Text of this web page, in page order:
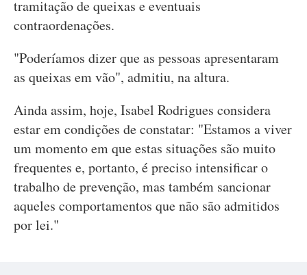
tramitação de queixas e eventuais
contraordenações.
"Poderíamos dizer que as pessoas apresentaram
as queixas em vão", admitiu, na altura.
Ainda assim, hoje, Isabel Rodrigues considera
estar em condições de constatar: "Estamos a viver
um momento em que estas situações são muito
frequentes e, portanto, é preciso intensificar o
trabalho de prevenção, mas também sancionar
aqueles comportamentos que não são admitidos
por lei."